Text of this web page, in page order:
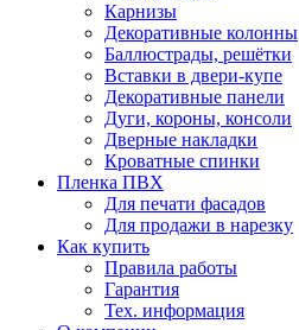
Карнизы
Декоративные колонны
Баллюстрады, решётки
Вставки в двери-купе
Декоративные панели
Дуги, короны, консоли
Дверные накладки
Кроватные спинки
Пленка ПВХ
Для печати фасадов
Для продажи в нарезку
Как купить
Правила работы
Гарантия
Тех. информация